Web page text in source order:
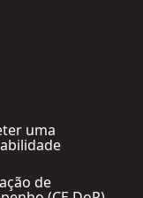
uma
de